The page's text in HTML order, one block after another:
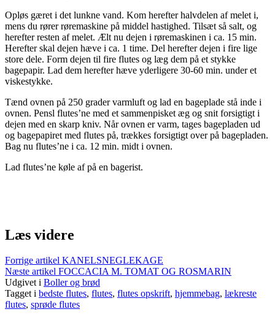
Opløs gæret i det lunkne vand. Kom herefter halvdelen af melet i,
mens du rører røremaskine på middel hastighed. Tilsæt så salt, og
herefter resten af melet. Ælt nu dejen i røremaskinen i ca. 15 min.
Herefter skal dejen hæve i ca. 1 time. Del herefter dejen i fire lige
store dele. Form dejen til fire flutes og læg dem på et stykke
bagepapir. Lad dem herefter hæve yderligere 30-60 min. under et
viskestykke.
Tænd ovnen på 250 grader varmluft og lad en bageplade stå inde i
ovnen. Pensl flutes’ne med et sammenpisket æg og snit forsigtigt i
dejen med en skarp kniv. Når ovnen er varm, tages bagepladen ud
og bagepapiret med flutes på, trækkes forsigtigt over på bagepladen.
Bag nu flutes’ne i ca. 12 min. midt i ovnen.
Lad flutes’ne køle af på en bagerist.
Læs videre
Forrige artikel KANELSNEGLEKAGE
Næste artikel FOCCACIA M. TOMAT OG ROSMARIN
Udgivet i Boller og brød
Tagget i bedste flutes, flutes, flutes opskrift, hjemmebag, lækreste
flutes, sprøde flutes